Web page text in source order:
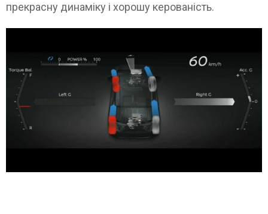
прекрасну динаміку і хорошу керованість.